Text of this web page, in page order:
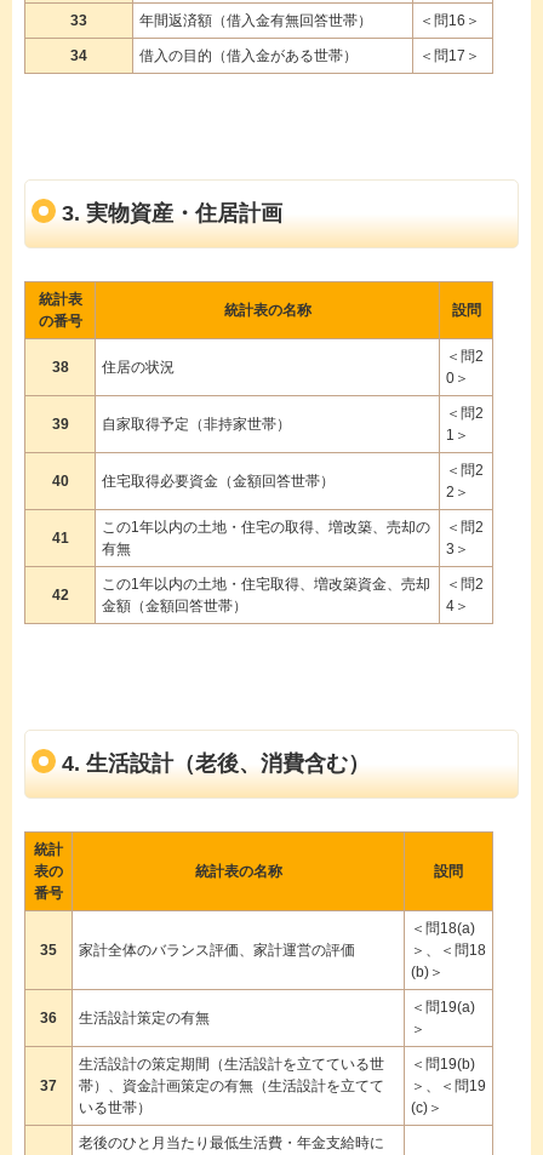
33 年間返済額（借入金有無回答世帯） ＜問16＞
34 借入の目的（借入金がある世帯） ＜問17＞
3. 実物資産・住居計画
統計表
の番号
統計表の名称 設問
38 住居の状況
＜問2
0＞
39 自家取得予定（非持家世帯）
＜問2
1＞
40 住宅取得必要資金（金額回答世帯）
＜問2
2＞
41
この1年以内の土地・住宅の取得、増改築、売却の
有無
＜問2
3＞
42
この1年以内の土地・住宅取得、増改築資金、売却
金額（金額回答世帯）
＜問2
4＞
4. 生活設計（老後、消費含む）
統計
表の
番号
統計表の名称 設問
35 家計全体のバランス評価、家計運営の評価
＜問18(a)
＞、＜問18
(b)＞
36 生活設計策定の有無
＜問19(a)
＞
37
生活設計の策定期間（生活設計を立てている世
帯）、資金計画策定の有無（生活設計を立てて
いる世帯）
＜問19(b)
＞、＜問19
(c)＞
老後のひと月当たり最低生活費・年金支給時に